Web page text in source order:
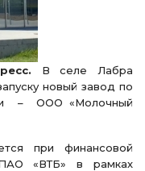
В селе Лабра
новый завод по
– ООО «Молочный
при финансовой
«ВТБ» в рамках